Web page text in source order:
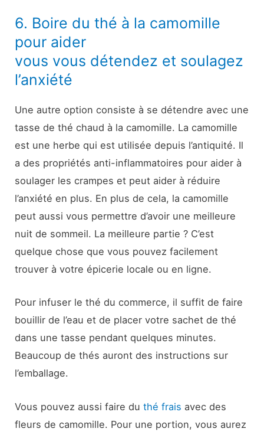
6. Boire du thé à la camomille
pour aider
vous vous détendez et soulagez
l’anxiété
Une autre option consiste à se détendre avec une
tasse de thé chaud à la camomille. La camomille
est une herbe qui est utilisée depuis l’antiquité. Il
a des propriétés anti-inflammatoires pour aider à
soulager les crampes et peut aider à réduire
l’anxiété en plus. En plus de cela, la camomille
peut aussi vous permettre d’avoir une meilleure
nuit de sommeil. La meilleure partie ? C’est
quelque chose que vous pouvez facilement
trouver à votre épicerie locale ou en ligne.
Pour infuser le thé du commerce, il suffit de faire
bouillir de l’eau et de placer votre sachet de thé
dans une tasse pendant quelques minutes.
Beaucoup de thés auront des instructions sur
l’emballage.
Vous pouvez aussi faire duthé frais avec des
fleurs de camomille. Pour une portion, vous aurez